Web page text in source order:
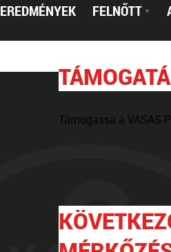
EREDMÉNYEK FELNŐTT ▼
Támogassa a